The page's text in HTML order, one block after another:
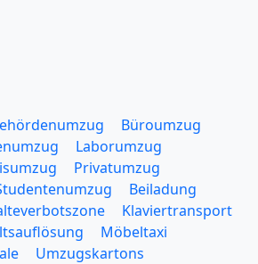
Büroumzug
Laborumzug
Privatumzug
Beiladung
Klaviertransport
Möbeltaxi
Umzugskartons